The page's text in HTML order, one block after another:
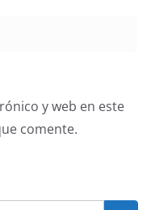
y web en este
comente.